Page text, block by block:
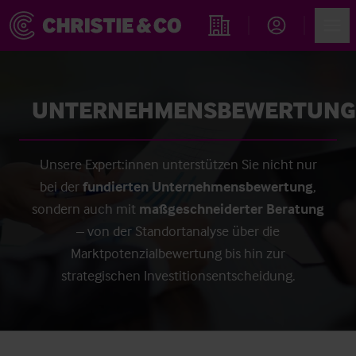
Immobiliensuche
UNTERNEHMENSBEWERTUNG
Unsere Expert:innen unterstützen Sie nicht nur
bei derfundierten Unternehmensbewertung,
sondern auch mit maßgeschneiderter Beratung
– von der Standortanalyse über die
Marktpotenzialbewertung bis hin zur
strategischen Investitionsentscheidung.